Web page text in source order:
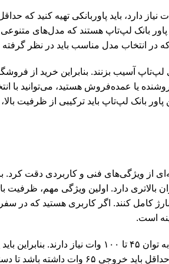
دیگر توان خروجی بسیار اهمیت دارد. اگر لپ‌تاپ شما به شارژر ۶۵ وات نیاز دارد،
بانک لپ‌تاپ هستند که مدل‌های متنوعی
آسیب بزنند. بنابراین خرید از
یا عمده‌فروش هستید، می‌توانید با
بانک لپ‌تاپ باید ترکیبی از ظرفیت
ویژگی‌های فنی و کاربردی دقت کرد.
بالاتری دارد. اولین ویژگی مهم، ظرفیت
بار شارژ کامل کنند. اگر کاربری هستید که
ویژگی دوم توان خروجی (وات) پاوربانک است. اکثر لپ‌تاپ‌ها برای شارژ
شارژر اصلی دستگاه هماهنگ باشد. برای مثال، پاوربانک